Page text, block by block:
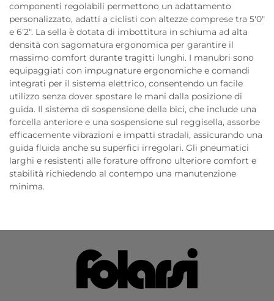
componenti regolabili permettono un adattamento
personalizzato, adatti a ciclisti con altezze comprese tra 5'0"
e 6'2". La sella è dotata di imbottitura in schiuma ad alta
densità con sagomatura ergonomica per garantire il
massimo comfort durante tragitti lunghi. I manubri sono
equipaggiati con impugnature ergonomiche e comandi
integrati per il sistema elettrico, consentendo un facile
utilizzo senza dover spostare le mani dalla posizione di
guida. Il sistema di sospensione della bici, che include una
forcella anteriore e una sospensione sul reggisella, assorbe
efficacemente vibrazioni e impatti stradali, assicurando una
guida fluida anche su superfici irregolari. Gli pneumatici
larghi e resistenti alle forature offrono ulteriore comfort e
stabilità richiedendo al contempo una manutenzione
minima.